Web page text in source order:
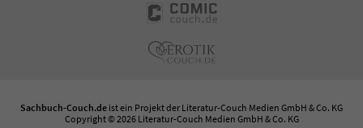
Sachbuch-Couch.de ist ein Projekt der Literatur-Couch Medien GmbH & Co. KG
Copyright © 2026 Literatur-Couch Medien GmbH & Co. KG